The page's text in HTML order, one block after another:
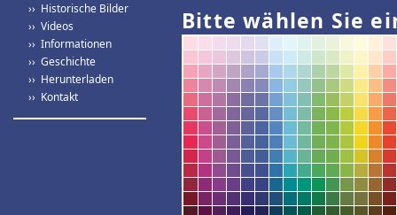
›› Historische Bilder
›› Videos
›› Informationen
›› Geschichte
›› Herunterladen
›› Kontakt
Bitte wählen Sie